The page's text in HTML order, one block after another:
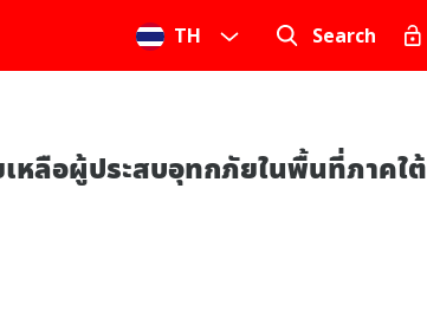
TH Search
เหลือผู้ประสบอุทกภัยในพื้นที่ภาคใต้